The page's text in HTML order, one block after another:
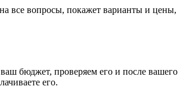
все вопросы, покажет варианты и цены,
бюджет, проверяем его и после вашего
его.